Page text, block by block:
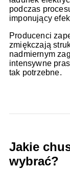
podczas
imponujący
Producenci
zmiękczają
nadmiernym
intensywne
tak potrzebne.
Jakie
wybrać?